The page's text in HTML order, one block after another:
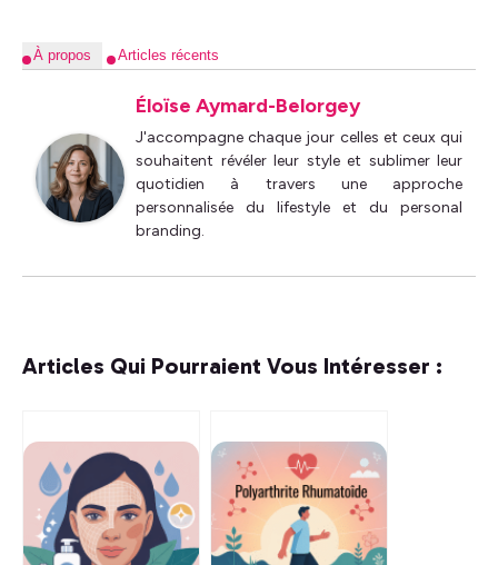
À propos Articles récents
Éloïse Aymard-Belorgey
J'accompagne chaque jour celles et ceux qui
souhaitent révéler leur style et sublimer leur
quotidien à travers une approche
personnalisée du lifestyle et du personal
branding.
Articles Qui Pourraient Vous Intéresser :